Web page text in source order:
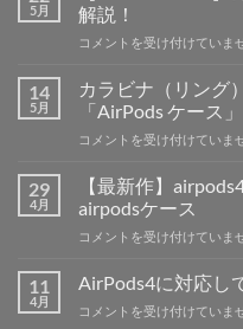
5月
解説！
【AirPods
3】
の
売
格、
機
の
コメントを受け付けていま
14
5月
カラビナ（リング
「AirPods ケース」
カ
（リ
ン
付
で
コメントを受け付けていま
29
4月
【最新作】
airpodsケース
【最
作】
に
コメントを受け付けていま
11
4月
AirPods4に対応し
AirPods4
コメントを受け付けていま